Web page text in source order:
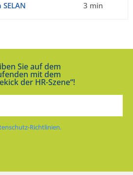
SELAN 3 min
Sie auf dem
mit dem
der HR-Szene“!
Richtlinien.